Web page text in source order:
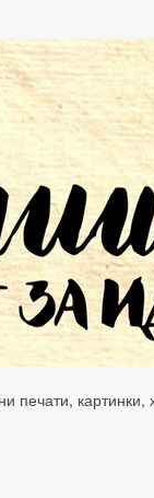
печати,